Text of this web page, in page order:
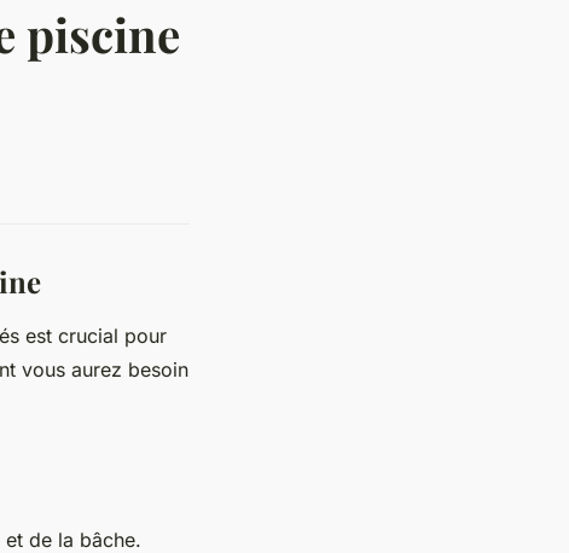
piscine
est crucial pour
vous aurez besoin
de la bâche.